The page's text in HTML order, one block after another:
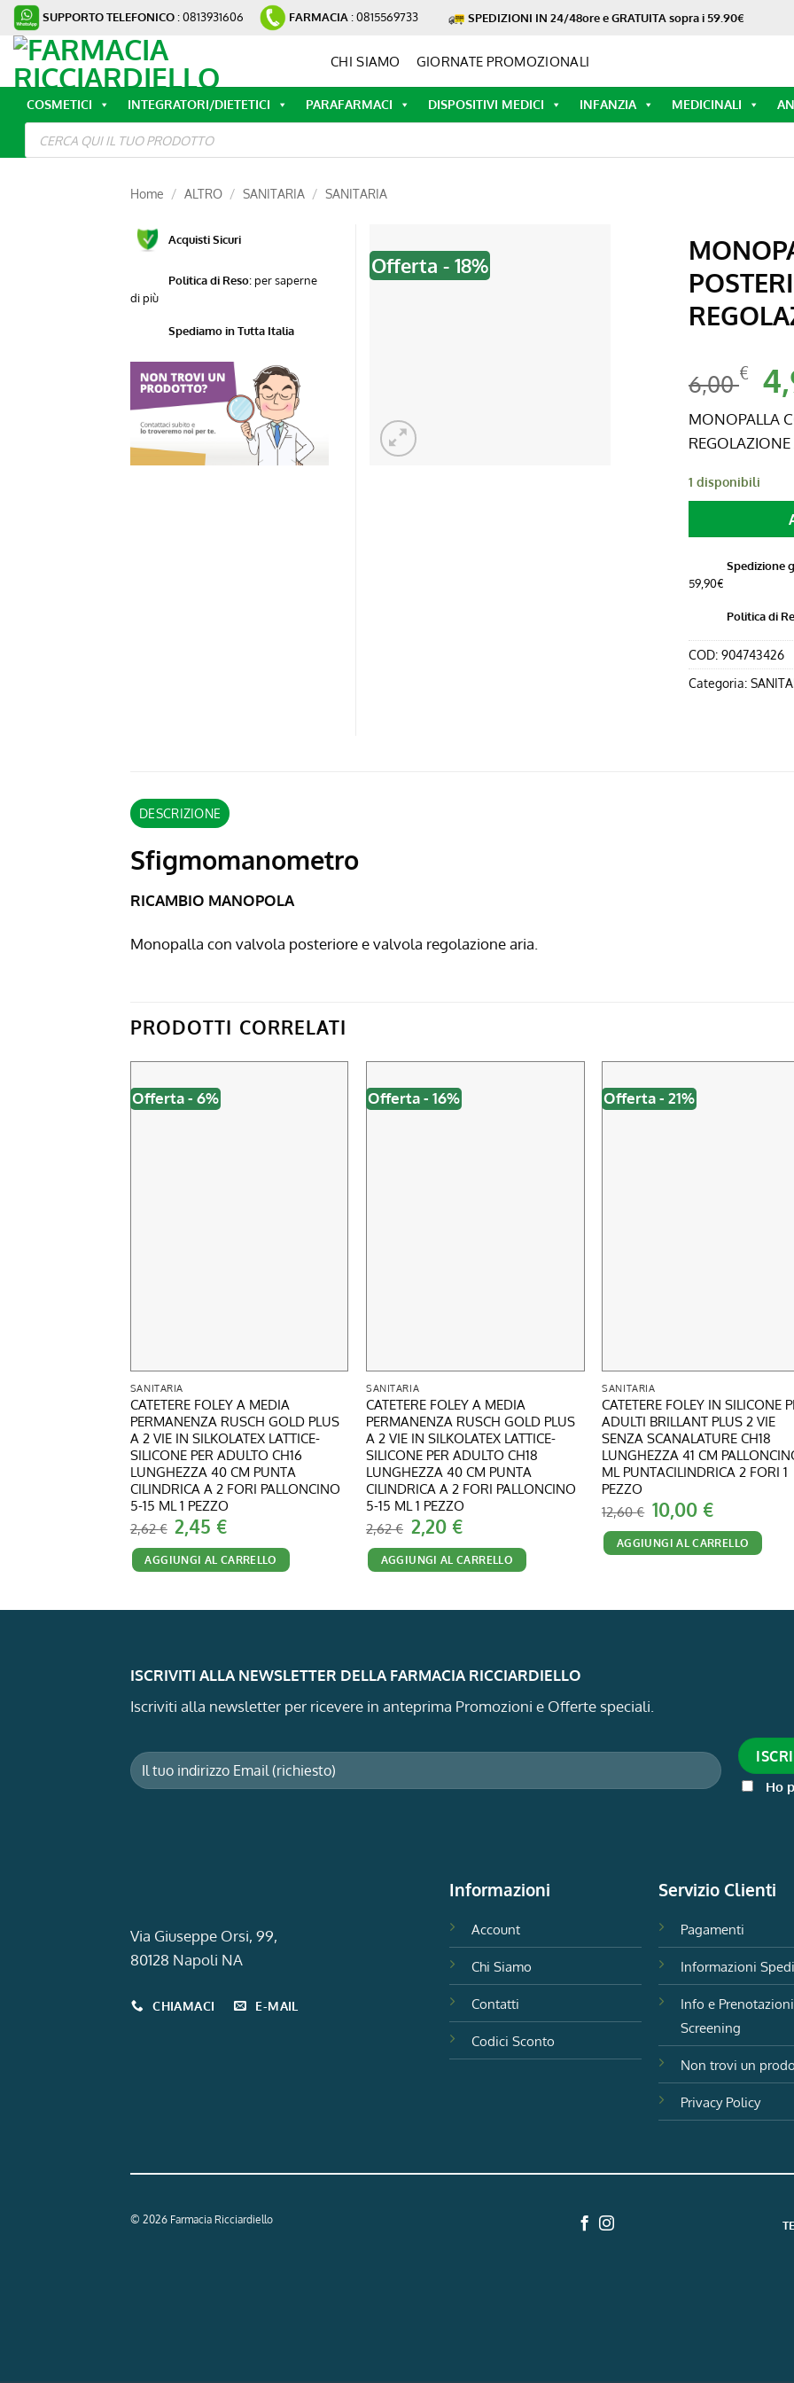
Salta
contenuti
SUPPORTO TELEFONICO : 0813931606 FARMACIA : 0815569733 SPEDIZIONI IN 24/48ore e GRATUITA sopra i 59.90€
CHI SIAMO GIORNATE PROMOZIONALI
COSMETICI INTEGRATORI/DIETETICI PARAFARMACI DISPOSITIVI MEDICI INFANZIA MEDICINALI
Ricerca
prodotti
Home / ALTRO / SANITARIA / SANITARIA
Offerta - 18%
6,00€ Il
MONOPALLA
1 disponibili
Spedizione
59,90€
Politica di
COD: 904743426
Categoria:
Acquisti Sicuri
Politica di Reso:per saperne
di più
Spediamo in Tutta Italia
DESCRIZIONE
Sfigmomanometro
RICAMBIO MANOPOLA
Monopalla con valvola posteriore e valvola regolazione aria.
PRODOTTI CORRELATI
Offerta - 6%
SANITARIA
CATETERE FOLEY A MEDIA
PERMANENZA RUSCH GOLD PLUS
A 2 VIE IN SILKOLATEX LATTICE-
SILICONE PER ADULTO CH16
LUNGHEZZA 40 CM PUNTA
CILINDRICA A 2 FORI PALLONCINO
5-15 ML 1 PEZZO
2,62€ Il
prezzo
originale
era:
2,62 €.
2,45€Il
prezzo
attuale
è:
2,45 €.
AGGIUNGI AL CARRELLO
Offerta - 16%
SANITARIA
CATETERE FOLEY A MEDIA
PERMANENZA RUSCH GOLD PLUS
A 2 VIE IN SILKOLATEX LATTICE-
SILICONE PER ADULTO CH18
LUNGHEZZA 40 CM PUNTA
CILINDRICA A 2 FORI PALLONCINO
5-15 ML 1 PEZZO
2,62€ Il
prezzo
originale
era:
2,62 €.
2,20 €Il
prezzo
attuale
è:
2,20 €.
AGGIUNGI AL CARRELLO
Offerta - 21%
SANITARIA
CATETERE FOLEY IN SILICONE
ADULTI BRILLANT PLUS 2 VIE
SENZA SCANALATURE CH18
LUNGHEZZA 41 CM
ML PUNTACILINDRICA 2 FORI 1
PEZZO
12,60€ Il
prezzo
originale
era:
12,60 €.
10,00 €Il
prezzo
attuale
è:
10,00 €.
AGGIUNGI AL CARRELLO
ISCRIVITI ALLA NEWSLETTER DELLA FARMACIA RICCIARDIELLO
Iscriviti alla newsletter per ricevere in anteprima Promozioni e Offerte speciali.
Ho
Via Giuseppe Orsi, 99,
80128 Napoli NA
CHIAMACI E-MAIL
Informazioni
Account
Chi Siamo
Contatti
Codici Sconto
Servizio Clienti
Pagamenti
Informazioni
Info e Prenotazioni
Screening
Non trovi un
Privacy Policy
© 2026 Farmacia Ricciardiello